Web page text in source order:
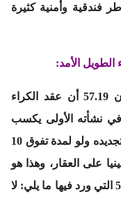
وأمنية كثيرة
الطويل الأمد:
من الأحكام الشاذة التي أتى بها القانون 57.19 أن عقد الكراء
في نشأته الأولى يكسب
المكتري حقا عينيا على العقار، لكن بعد تجديده ولو لمدة تفوق 10
على العقار، وهذا هو
منطوق صريح المادة 39 من القانون 57.19 التي ورد فيها ما يلي: لا